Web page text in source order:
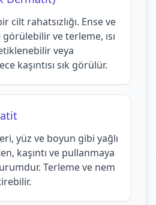
cilt rahatsızlığı. Ense ve
ve terleme, ısı
veya
kaşıntısı sık görülür.
yüz ve boyun gibi yağlı
kaşıntı ve pullanmaya
Terleme ve nem